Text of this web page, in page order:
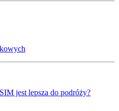
jest lepsza do podróży?